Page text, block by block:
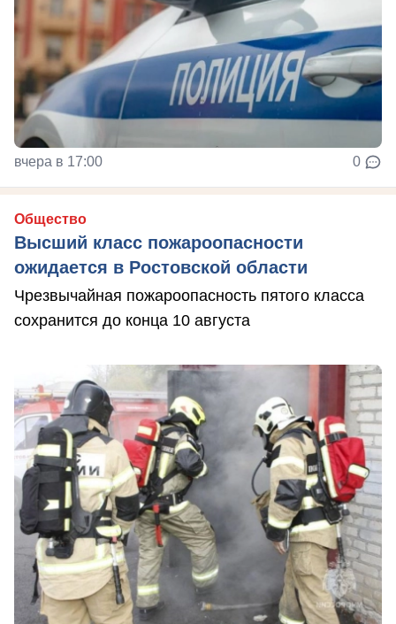
вчера в 17:00 0
Общество
Высший класс пожароопасности
ожидается в Ростовской области
Чрезвычайная пожароопасность пятого класса
сохранится до конца 10 августа